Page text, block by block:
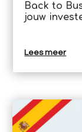
Back to
jouw
Lees meer